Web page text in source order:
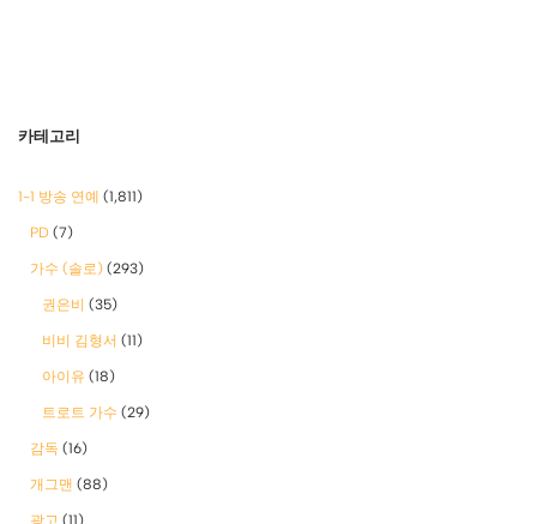
카테고리
1-1 방송 연예 (1,811)
PD (7)
가수 (솔로) (293)
권은비 (35)
비비 김형서 (11)
아이유 (18)
트로트 가수 (29)
감독 (16)
개그맨 (88)
광고 (11)